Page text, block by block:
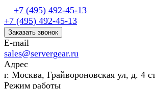
+7 (495) 492-45-13
+7 (495) 492-45-13
Заказать звонок
E-mail
sales@servergear.ru
Адрес
г. Москва, Грайвороновская ул, д. 4
Режим работы